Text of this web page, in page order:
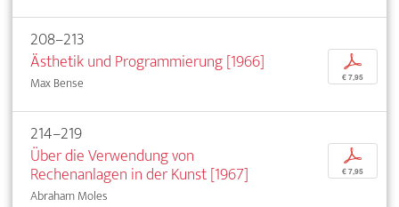
208–213
Ästhetik und Programmierung [1966]
Max Bense
p
€ 7,95
214–219
Über die Verwendung von
Rechenanlagen in der Kunst [1967]
Abraham Moles
p
€ 7,95